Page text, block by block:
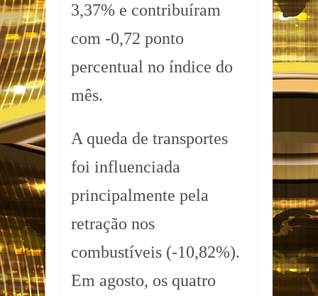
3,37% e contribuíram
com -0,72 ponto
percentual no índice do
mês.
A queda de transportes
foi influenciada
principalmente pela
retração nos
combustíveis (-10,82%).
Em agosto, os quatro